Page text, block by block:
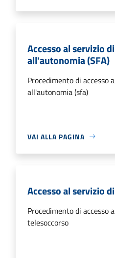
Accesso al servizio
all'autonomia (SFA)
Procedimento di accesso
all'autonomia (sfa)
VAI ALLA PAGINA
Accesso al servizio
Procedimento di accesso
telesoccorso